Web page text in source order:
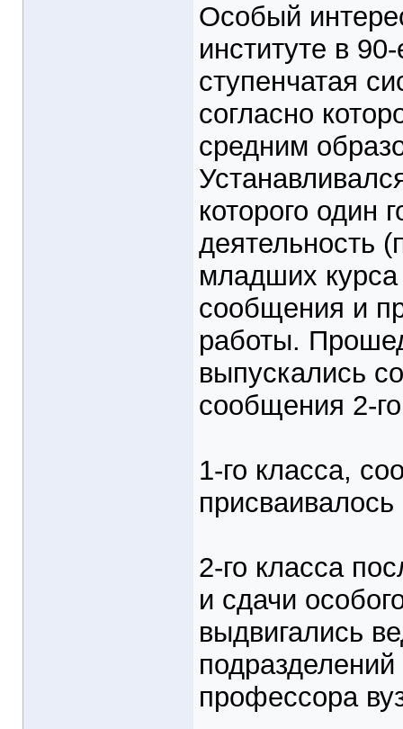
Особый
институте в
ступенчатая
согласно
средним
которого один
деятельность
младших курса
сообщения и
работы.
выпускались
сообщения 2-
1-го класса,
2-го класса
и сдачи
выдвигались
профессора